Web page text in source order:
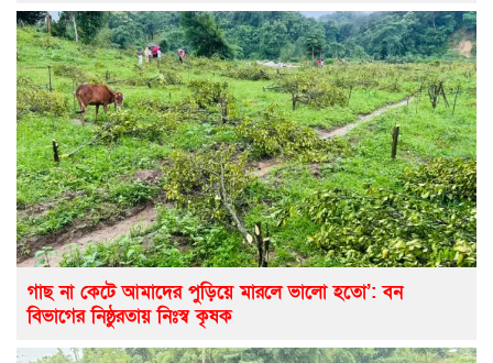
গাছ না কেটে আমাদের পুড়িয়ে মারলে ভালো হতো’: বন
বিভাগের নিষ্ঠুরতায় নিঃস্ব কৃষক